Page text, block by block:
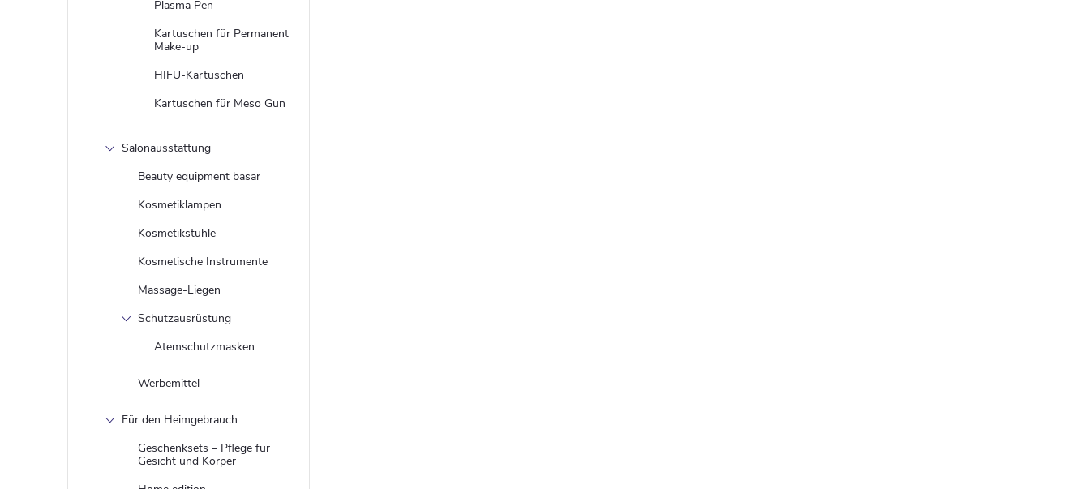
Plasma Pen
Kartuschen für Permanent
Make-up
HIFU-Kartuschen
Kartuschen für Meso Gun
Salonausstattung
Beauty equipment basar
Kosmetiklampen
Kosmetikstühle
Kosmetische Instrumente
Massage-Liegen
Schutzausrüstung
Atemschutzmasken
Werbemittel
Für den Heimgebrauch
Geschenksets – Pflege für
Gesicht und Körper